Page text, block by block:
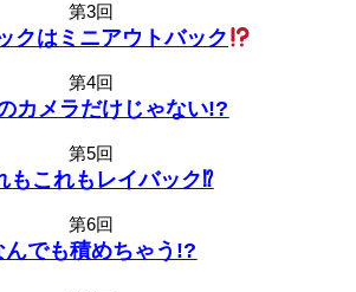
第3回
クはミニアウトバック
第4回
カメラだけじゃない!?
第5回
もこれもレイバック⁉︎
第6回
んでも積めちゃう!?